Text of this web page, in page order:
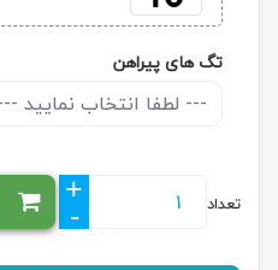
تگ های پیراهن
--- لطفا انتخاب نمایید
تعداد
+
-